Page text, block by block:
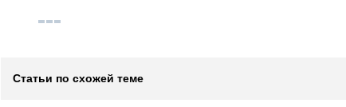
Статьи по схожей теме